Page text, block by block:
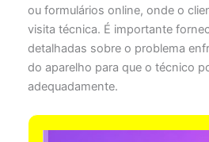
ou formulários online, onde o
visita técnica. É importante
detalhadas sobre o problema
do aparelho para que o técnico
adequadamente.